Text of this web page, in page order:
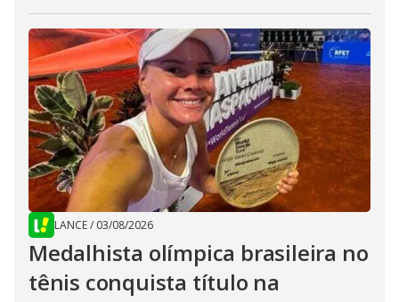
LANCE/ 03/08/2026
Medalhista olímpica brasileira no
tênis conquista título na